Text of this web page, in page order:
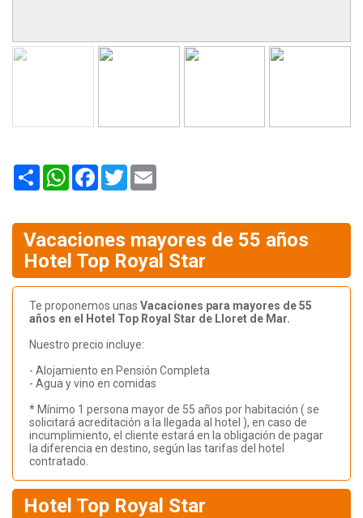
Share WhatsAppFacebook
Twitter
Vacaciones mayores de 55 años
Hotel Top Royal Star
Te proponemos unas Vacaciones para mayores de 55
años en el Hotel Top Royal Star de Lloret de Mar.
Nuestro precio incluye:
- Alojamiento en Pensión Completa
- Agua y vino en comidas
* Mínimo 1 persona mayor de 55 años por habitación ( se
solicitará acreditación a la llegada al hotel ), en caso de
incumplimiento, el cliente estará en la obligación de pagar
la diferencia en destino, según las tarifas del hotel
contratado.
Hotel Top Royal Star